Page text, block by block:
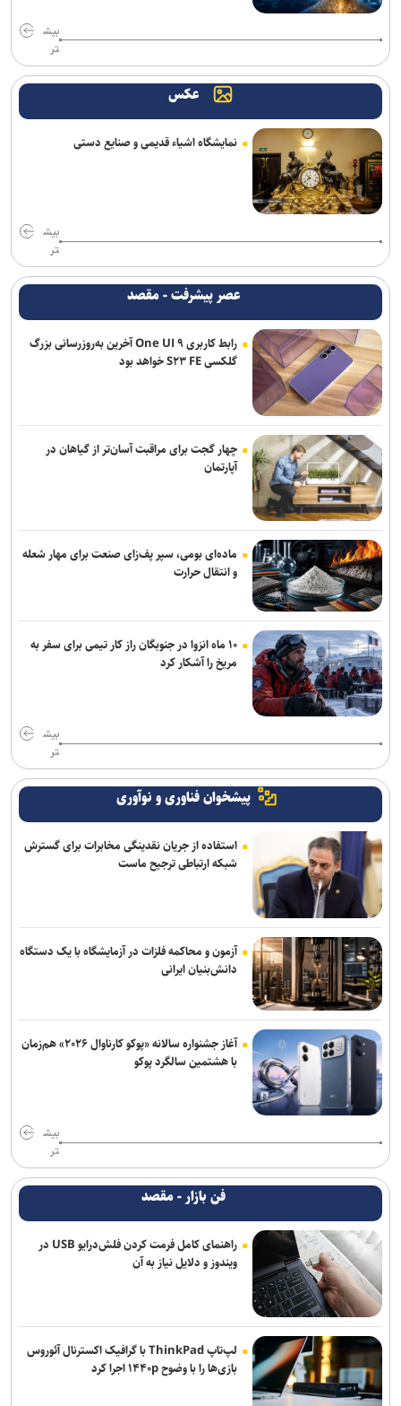
اربعین پس از شهادت؛ خون شهید فاصله‌ها را شکست
«اودیسه» در کره جنوبی صدرنشین شد
«محمود فرشچیان» نگارگری امروزی که از دل سنت برآمد
شب شعر طنز «در حلقه رندان» برگزار می‌شود
شورای انتخاب متون تالار هنر، آثار راه‌یافته به مرحله بعد را معرفی کرد
«بودن یا نبودن» آماده حضور در جشنواره‌ها شد؛ روایتی شاعرانه از یک
انتخاب سرنوشت‌ساز
عیادت مدیرعامل خانه موسیقی و مدیرعامل صندوق اعتباری هنر از ایرج
خواجه‌امیری
«سرو» بر مدار روایت مجاهدت؛ پرونده ویژه برای شهید سپهبد موسوی
تقویت تئاتر کودک به سالن‌های اختصاصی نیاز دارد +فیلم
بیش
تر
عکس
نمایشگاه اشیاء قدیمی و صنایع دستی
بیش
تر
عصر پیشرفت - مقصد
رابط کاربری One UI ۹ آخرین به‌روزرسانی بزرگ
گلکسی S۲۳ FE خواهد بود
چهار گجت برای مراقبت آسان‌تر از گیاهان در
آپارتمان
ماده‌ای بومی، سپر پف‌زای صنعت برای مهار شعله
و انتقال حرارت
۱۰ ماه انزوا در جنوبگان راز کار تیمی برای سفر به
مریخ را آشکار کرد
بیش
تر
پیشخوان فناوری و نوآوری
استفاده از جریان نقدینگی مخابرات برای گسترش
شبکه ارتباطی ترجیح ماست
آزمون و محاکمه فلزات در آزمایشگاه با یک دستگاه
دانش‌بنیان ایرانی
آغاز جشنواره سالانه «پوکو کارناوال ۲۰۲۶» هم‌زمان
با هشتمین سالگرد پوکو
بیش
تر
فن بازار - مقصد
راهنمای کامل فرمت کردن فلش‌درایو USB در
ویندوز و دلایل نیاز به آن
لپ‌تاپ ThinkPad با گرافیک اکسترنال آئوروس
بازی‌ها را با وضوح ۱۴۴۰p اجرا کرد